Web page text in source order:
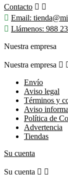
Contacto  
 Email:
 Llámenos: 988
Nuestra empresa
Nuestra empresa 
Envío
Aviso legal
Términos y
Aviso
Política de
Advertencia
Tiendas
Su cuenta
Su cuenta  